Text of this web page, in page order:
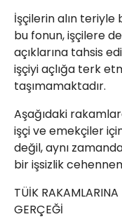
İşçilerin alın teriyle
bu fonun, işçilere
açıklarına tahsis
işçiyi açlığa terk
taşımamaktadır.
Aşağıdaki
işçi ve emekçiler
değil, aynı
bir işsizlik
TÜİK RAKAMLARINA
GERÇEĞİ